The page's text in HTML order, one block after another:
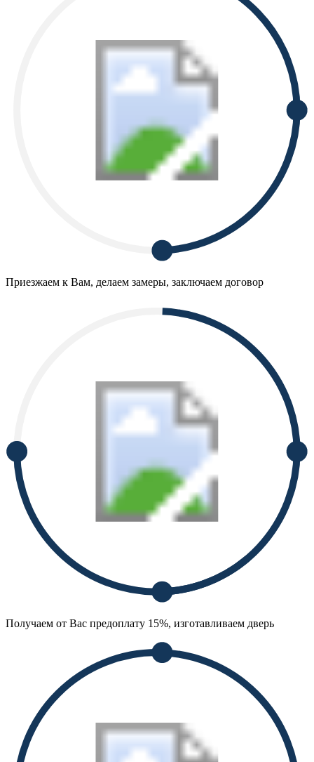
Приезжаем к Вам, делаем замеры, заключаем договор
Получаем от Вас предоплату 15%, изготавливаем дверь